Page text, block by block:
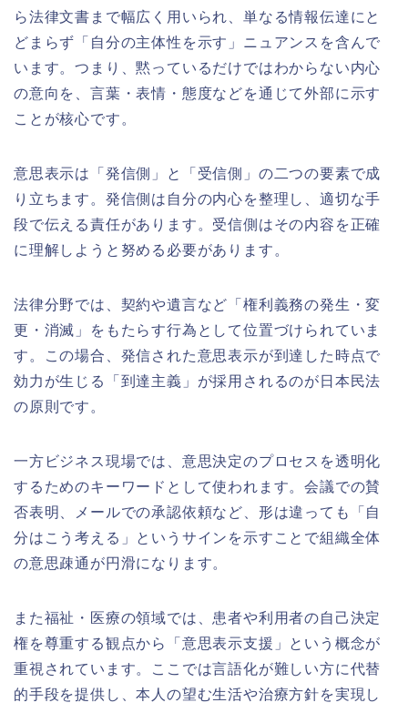
ら法律文書まで幅広く用いられ、単なる情報伝達にと
どまらず「自分の主体性を示す」ニュアンスを含んで
います。つまり、黙っているだけではわからない内心
の意向を、言葉・表情・態度などを通じて外部に示す
ことが核心です。
意思表示は「発信側」と「受信側」の二つの要素で成
り立ちます。発信側は自分の内心を整理し、適切な手
段で伝える責任があります。受信側はその内容を正確
に理解しようと努める必要があります。
法律分野では、契約や遺言など「権利義務の発生・変
更・消滅」をもたらす行為として位置づけられていま
す。この場合、発信された意思表示が到達した時点で
効力が生じる「到達主義」が採用されるのが日本民法
の原則です。
一方ビジネス現場では、意思決定のプロセスを透明化
するためのキーワードとして使われます。会議での賛
否表明、メールでの承認依頼など、形は違っても「自
分はこう考える」というサインを示すことで組織全体
の意思疎通が円滑になります。
また福祉・医療の領域では、患者や利用者の自己決定
権を尊重する観点から「意思表示支援」という概念が
重視されています。ここでは言語化が難しい方に代替
的手段を提供し、本人の望む生活や治療方針を実現し